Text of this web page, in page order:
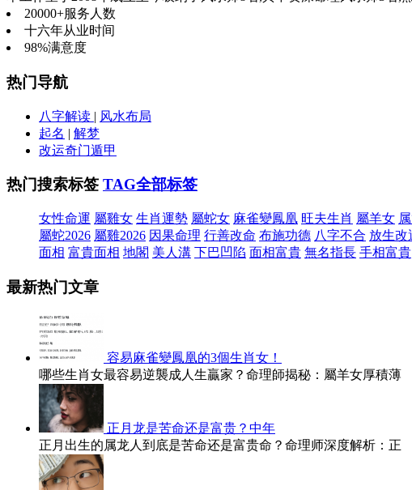
20000+服务人数
十六年从业时间
98%满意度
热门导航
八字解读 | 风水布局
起名 | 解梦
改运奇门遁甲
热门搜索标签 TAG全部标签
女性命運 屬雞女 生肖運勢 屬蛇女 麻雀變鳳凰 旺夫生肖 屬羊女
屬蛇2026 屬雞2026 因果命理 行善改命 布施功德 八字不合 放生改
面相 富貴面相 地閣 美人溝 下巴凹陷 面相富貴 無名指長 手相富貴
最新热门文章
容易麻雀變鳳凰的3個生肖女！
哪些生肖女最容易逆襲成人生贏家？命理師揭秘：屬羊女厚積薄
正月龙是苦命还是富贵？中年
正月出生的属龙人到底是苦命还是富贵命？命理师深度解析：正